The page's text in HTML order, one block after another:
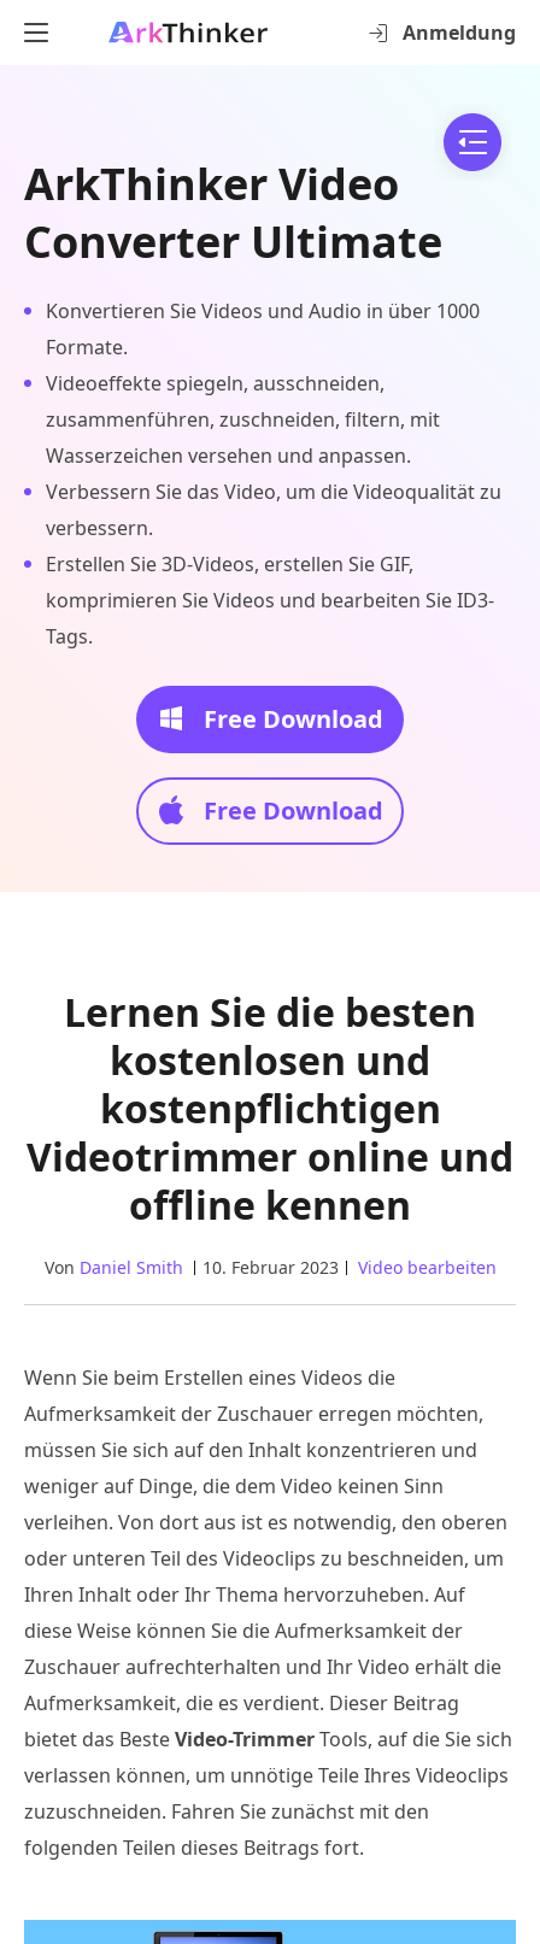
Anmeldung
ArkThinker Video
Converter Ultimate
Konvertieren Sie Videos und Audio in über 1000
Formate.
Videoeffekte spiegeln, ausschneiden,
zusammenführen, zuschneiden, filtern, mit
Wasserzeichen versehen und anpassen.
Verbessern Sie das Video, um die Videoqualität zu
verbessern.
Erstellen Sie 3D-Videos, erstellen Sie GIF,
komprimieren Sie Videos und bearbeiten Sie ID3-
Tags.
Free Download
Free Download
Lernen Sie die besten
kostenlosen und
kostenpflichtigen
Videotrimmer online und
offline kennen
Von Daniel Smith 10. Februar 2023 Video bearbeiten
Wenn Sie beim Erstellen eines Videos die
Aufmerksamkeit der Zuschauer erregen möchten,
müssen Sie sich auf den Inhalt konzentrieren und
weniger auf Dinge, die dem Video keinen Sinn
verleihen. Von dort aus ist es notwendig, den oberen
oder unteren Teil des Videoclips zu beschneiden, um
Ihren Inhalt oder Ihr Thema hervorzuheben. Auf
diese Weise können Sie die Aufmerksamkeit der
Zuschauer aufrechterhalten und Ihr Video erhält die
Aufmerksamkeit, die es verdient. Dieser Beitrag
bietet das BesteVideo-TrimmerTools, auf die Sie sich
verlassen können, um unnötige Teile Ihres Videoclips
zuzuschneiden. Fahren Sie zunächst mit den
folgenden Teilen dieses Beitrags fort.